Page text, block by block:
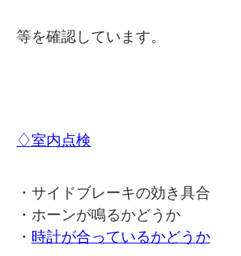
等を確認しています。
♢室内点検
・サイドブレーキの効き具合
・ホーンが鳴るかどうか
・ 時計が合っているかどうか